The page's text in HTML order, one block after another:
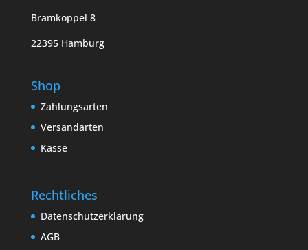
Bramkoppel 8
22395 Hamburg
Shop
Zahlungsarten
Versandarten
Kasse
Rechtliches
Datenschutzerklärung
AGB